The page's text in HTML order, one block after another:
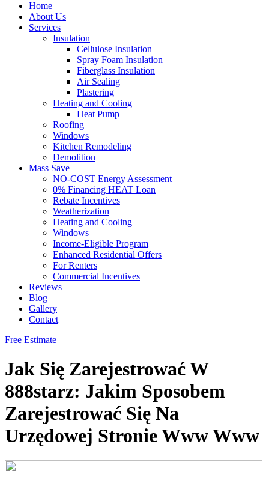
Home
About Us
Services
Insulation
Cellulose Insulation
Spray Foam Insulation
Fiberglass Insulation
Air Sealing
Plastering
Heating and Cooling
Heat Pump
Roofing
Windows
Kitchen Remodeling
Demolition
Mass Save
NO-COST Energy Assessment
0% Financing HEAT Loan
Rebate Incentives
Weatherization
Heating and Cooling
Windows
Income-Eligible Program
Enhanced Residential Offers
For Renters
Commercial Incentives
Reviews
Blog
Gallery
Contact
Free Estimate
Jak Się Zarejestrować W
888starz: Jakim Sposobem
Zarejestrować Się Na
Urzędowej Stronie Www Www